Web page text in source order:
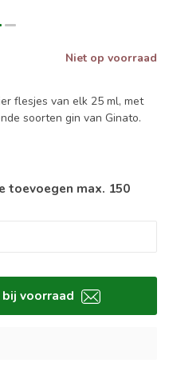
Niet op voorraad
flesjes van elk 25 ml, met
soorten gin van Ginato.
toevoegen max. 150
voorraad